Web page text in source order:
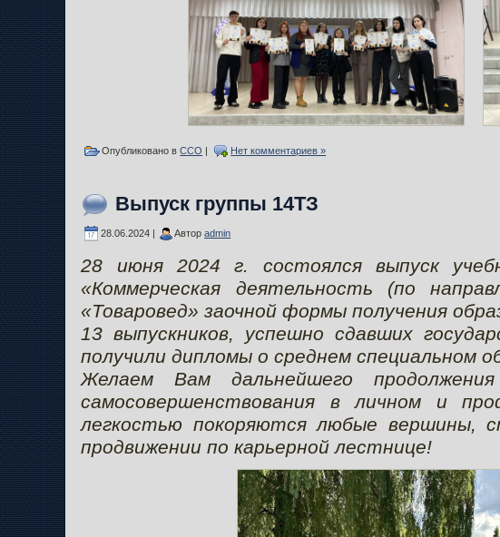
Опубликовано вССО | Нет комментариев »
Выпуск группы 14ТЗ
28.06.2024 | Авторadmin
28 июня 2024 г. состоялся выпуск
«Коммерческая деятельность (по
«Товаровед» заочной формы получения
13 выпускников, успешно сдавших
получили дипломы о среднем специальном
Желаем Вам дальнейшего продолжения
самосовершенствования в личном и
легкостью покоряются любые вершины,
продвижении по карьерной лестнице!